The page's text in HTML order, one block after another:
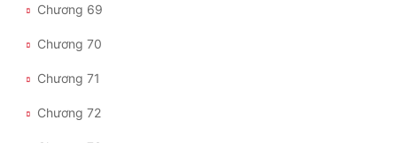
Chương 69
Chương 70
Chương 71
Chương 72